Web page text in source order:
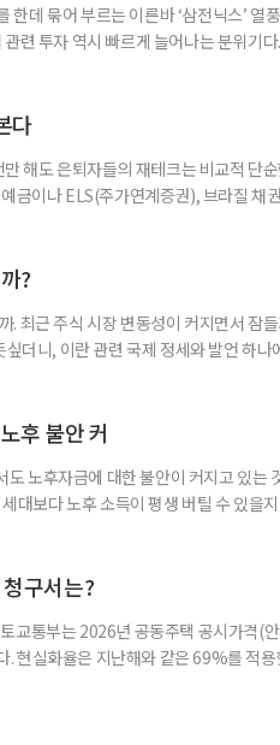
데 묶어 부르는 이른바 ‘삼전닉스’ 열
련 투자 역시 빠르게 늘어나는 분위기
. 수익도 2배, 손실도 2배… 레버리지의
다
해도 은퇴자들의 재테크는 비교적 단
금이나 ELS(주가연계증권), 브라질 채
퇴직연금) 계좌를 직접 손보기 시작했
?
. 최근 주식 시장 변동성이 커지면서 잠
더니, 이란 관련 국제 정세와 발언 하나
들에게 ‘매달 들어오는 돈’이라는 점에
후 불안 커
노후자금에 대한 불안이 커지고 있는
대보다 노후 소득이 평생 버틸 수 있을
보험·금융회사 글로벌애틀랜틱이 발표
구서는?
교통부는 2026년 공동주택 공시가격(
현실화율은 지난해와 같은 69%를 적용